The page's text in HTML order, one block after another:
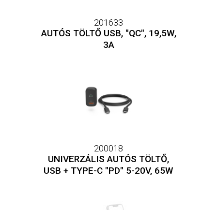
201633
AUTÓS TÖLTŐ USB, "QC", 19,5W,
3A
200018
UNIVERZÁLIS AUTÓS TÖLTŐ,
USB + TYPE-C "PD" 5-20V, 65W